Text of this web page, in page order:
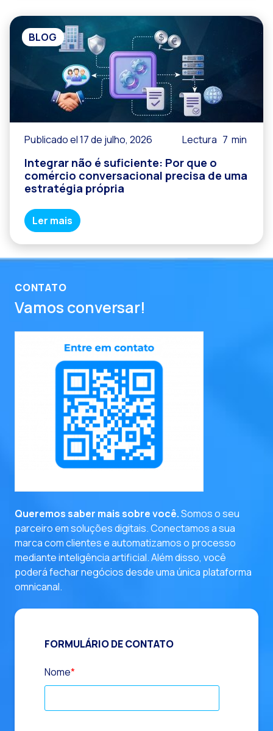
BLOG
Publicado el 17 de julho, 2026 Lectura 7 min
Integrar não é suficiente: Por que o
comércio conversacional precisa de uma
estratégia própria
Ler mais
CONTATO
Vamos conversar!
Queremos saber mais sobre você.Somos o seu
parceiro em soluções digitais. Conectamos a sua
marca com clientes e automatizamos o processo
mediante inteligência artificial. Além disso, você
poderá fechar negócios desde uma única plataforma
omnicanal.
FORMULÁRIO DE CONTATO
Nome*